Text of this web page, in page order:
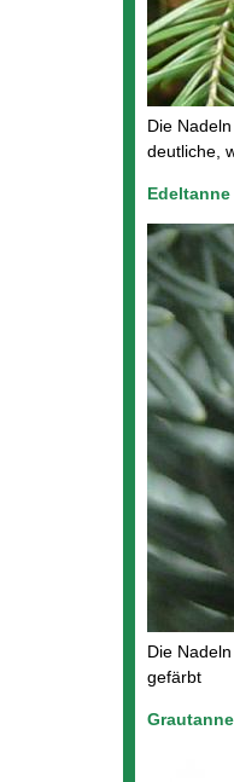
Die
deutliche,
Edeltanne
Die
gefärbt
Grautanne